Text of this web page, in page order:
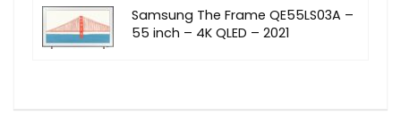
Samsung The Frame QE55LS03A –
55 inch – 4K QLED – 2021